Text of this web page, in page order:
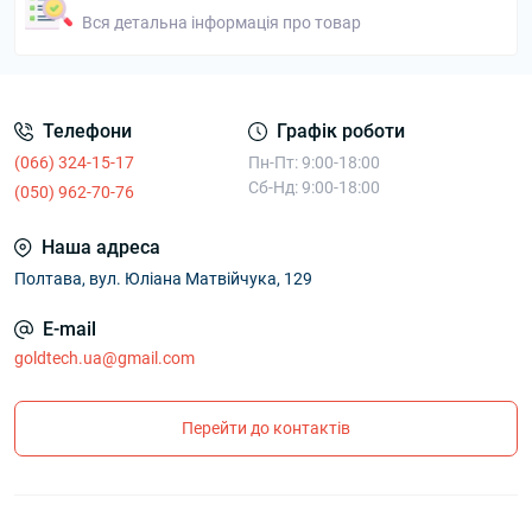
Вся детальна інформація про товар
Телефони
(066) 324-15-17
(050) 962-70-76
Графік роботи
Пн-Пт: 9:00-18:00
Сб-Нд: 9:00-18:00
Наша адреса
Полтава, вул. Юліана Матвійчука, 129
E-mail
goldtech.ua@gmail.com
Перейти до контактів